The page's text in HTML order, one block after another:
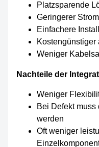
Platzsparende
Geringerer
Einfachere
Weniger
Nachteile der
Weniger
Bei Defekt muss
werden
Oft weniger